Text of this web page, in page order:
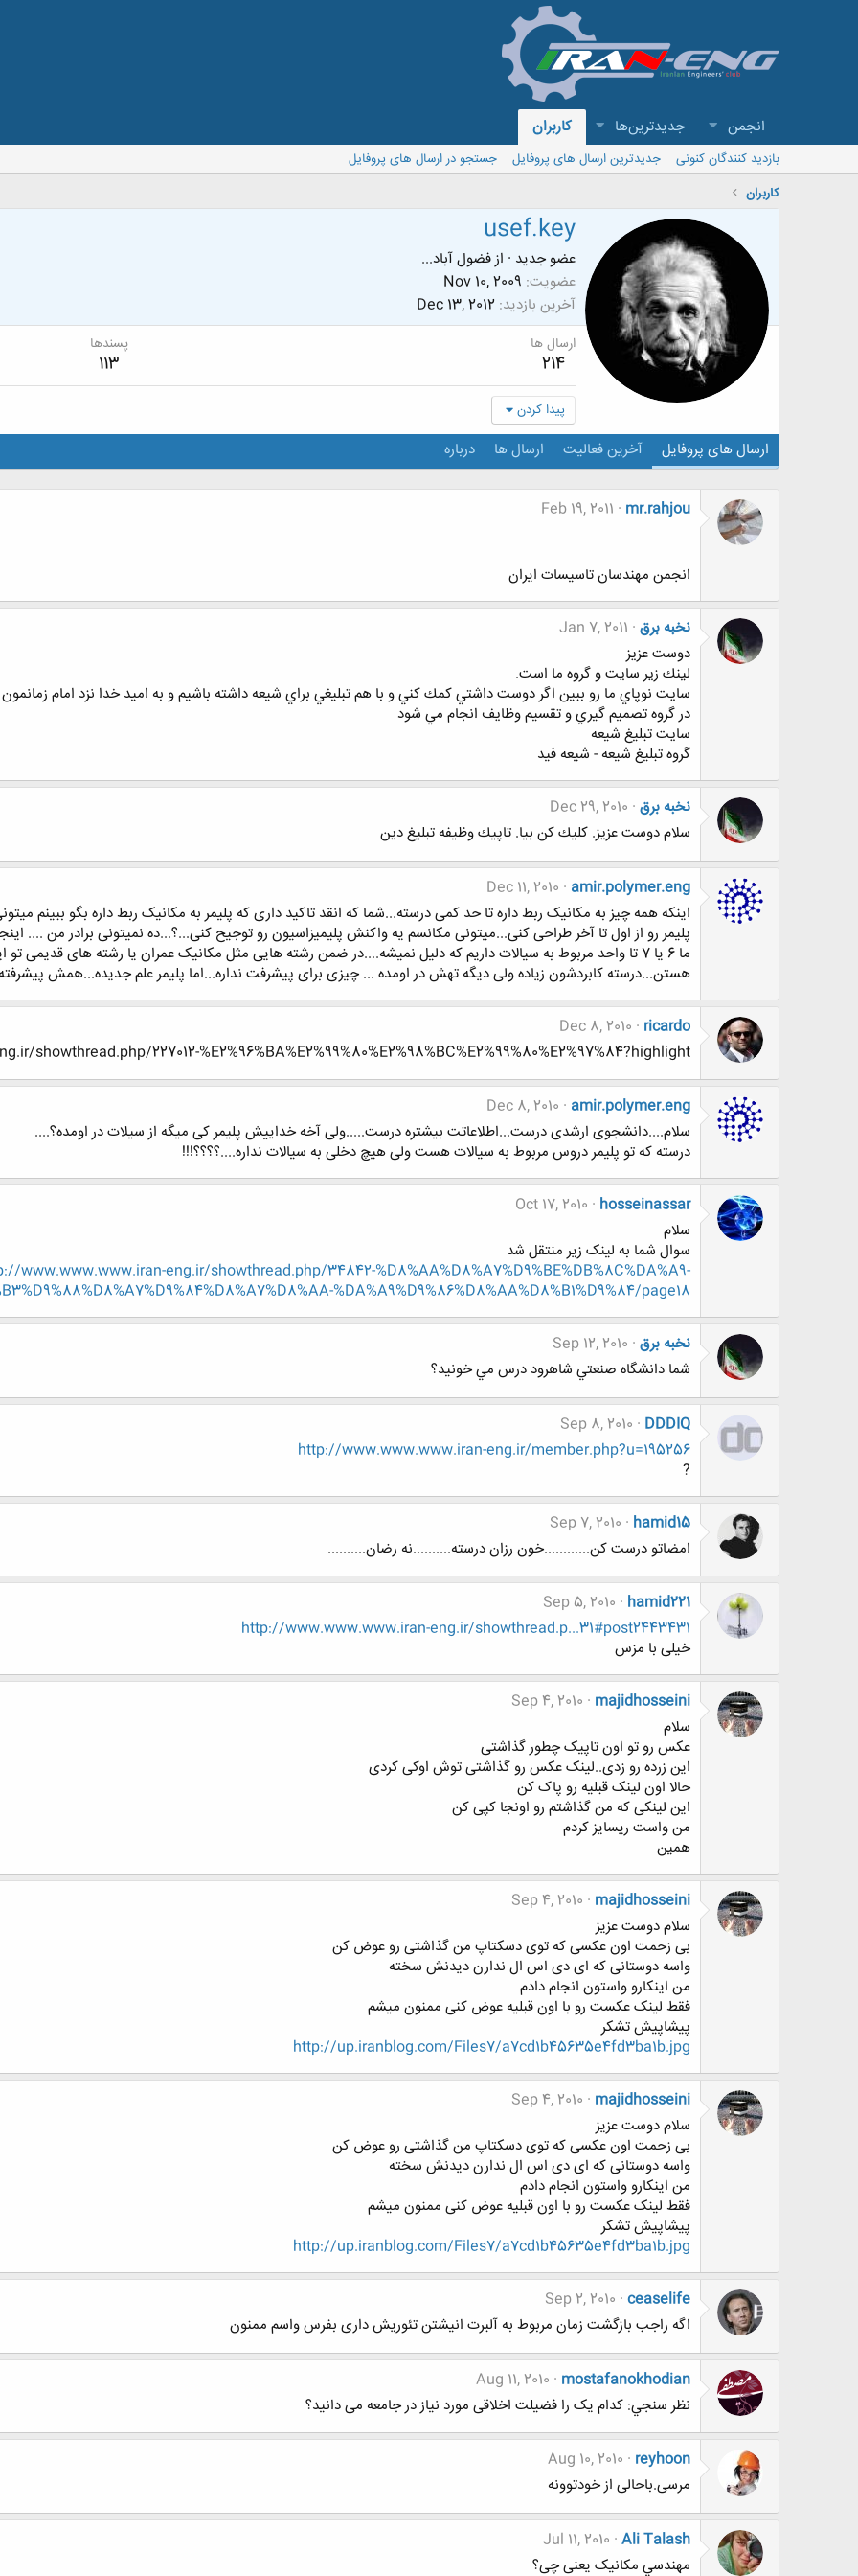
انجمن جدیدترین‌ها کاربران
بازدید کنندگان کنونی جدیدترین ارسال های پروفایل
جستجو در ارسال های پروفایل
کاربران
usef.key
عضو جدید · ازفضول آباد...
عضویت Nov 10, 2009
آخرین بازدید Dec 13, 2012
ارسال ها
214
پسندها
113
پیدا کردن
ارسال های پروفایل آخرین فعالیت ارسال ها درباره
mr.rahjou
Feb 19, 2011
انجمن مهندسان تاسیسات ایران
نخبه برق Jan 7, 2011
دوست عزيز
لينك زير سايت و گروه ما است.
سايت نوپاي ما رو ببين اگر دوست داشتي كمك كني و با هم تبليغي براي شيعه داشته باشيم و به اميد خدا نزد امام
در گروه تصميم گيري و تقسيم وظايف انجام مي شود
سايت تبليغ شيعه
گروه تبليغ شيعه - شیعه فید
نخبه برق Dec 29, 2010
سلام دوست عزيز. كليك كن بيا. تاپيك وظيفه تبليغ دين
amir.polymer.eng
Dec 11, 2010
اینکه همه چیز به مکانیک ربط داره تا حد کمی درسته...شما که انقد تاکید داری که پلیمر به مکانیک ربط داره بگو ببینم
پلیمر رو از اول تا آخر طراحی کنی...میتونی مکانسم یه واکنش پلیمیزاسیون رو توجیح کنی...؟...ده نمیتونی برادر من ....
ما 6 یا 7 تا واحد مربوط به سیالات داریم که دلیل نمیشه....در ضمن رشته هایی مثل مکانیک عمران یا رشته های قدیمی
هستن...درسته کابردشون زیاده ولی دیگه تهش در اومده ... چیزی برای پیشرفت نداره...اما پلیمر علم جدیده...همش
ricardo
Dec 8, 2010
showthread.php/227012-%E2%96%BA%E2%99%80%E2%98%BC%E2%99%80%E2%97%84?highlight=
amir.polymer.eng
Dec 8, 2010
سلام....دانشجوی ارشدی درست...اطلاعاتت بیشتره درست.....ولی آخه خداییش پلیمر کی میگه از سیلات در اومده؟....
درسته که تو پلیمر دروس مربوط به سیالات هست ولی هیچ دخلی به سیالات نداره....؟؟؟؟!!!
hosseinassar
Oct 17, 2010
سلام
سوال شما به لینک زیر منتقل شد
www.www.www.iran-eng.ir/showthread.php/34842-%D8%AA%D8%A7%D9%BE%DB%8C%DA%A9-
%DA%A9%D9%86%D8%AA%D8%B1%D9%84/page18
نخبه برق Sep 12, 2010
شما دانشگاه صنعتي شاهرود درس مي خونيد؟
DDDIQ
Sep 8, 2010
http://www.www.www.iran-eng.ir/member.php?u=195256
?
hamid15
Sep 7, 2010
امضاتو درست کن............خون رزان درسته..........نه رضان..........
hamid221
Sep 5, 2010
http://www.www.www.iran-eng.ir/showthread.p...31#post2443431
خیلی با مزس
majidhosseini
Sep 4, 2010
سلام
عکس رو تو اون تاپیک چطور گذاشتی
این زرده رو زدی..لینک عکس رو گذاشتی توش اوکی کردی
حالا اون لینک قبلیه رو پاک کن
این لینکی که من گذاشتم رو اونجا کپی کن
من واست ریسایز کردم
همین
majidhosseini
Sep 4, 2010
سلام دوست عزیز
بی زحمت اون عکسی که توی دسکتاپ من گذاشتی رو عوض کن
واسه دوستانی که ای دی اس ال ندارن دیدنش سخته
من اینکارو واستون انجام دادم
فقط لینک عکست رو با اون قبلیه عوض کنی ممنون میشم
پیشاپیش تشکر
http://up.iranblog.com/Files7/a7cd1b45635e4fd3ba1b.jpg
majidhosseini
Sep 4, 2010
سلام دوست عزیز
بی زحمت اون عکسی که توی دسکتاپ من گذاشتی رو عوض کن
واسه دوستانی که ای دی اس ال ندارن دیدنش سخته
من اینکارو واستون انجام دادم
فقط لینک عکست رو با اون قبلیه عوض کنی ممنون میشم
پیشاپیش تشکر
http://up.iranblog.com/Files7/a7cd1b45635e4fd3ba1b.jpg
ceaselife
Sep 2, 2010
اگه راجب بازگشت زمان مربوط به آلبرت انیشتن تئوریش داری بفرس واسم ممنون
mostafanokhodian
Aug 11, 2010
نظر سنجي: کدام یک را فضیلت اخلاقی مورد نیاز در جامعه می دانید؟
reyhoon
Aug 10, 2010
مرسی.باحالی از خودتوونه
Ali Talash
Jul 11, 2010
مهندسي مکانیک یعنی چی؟